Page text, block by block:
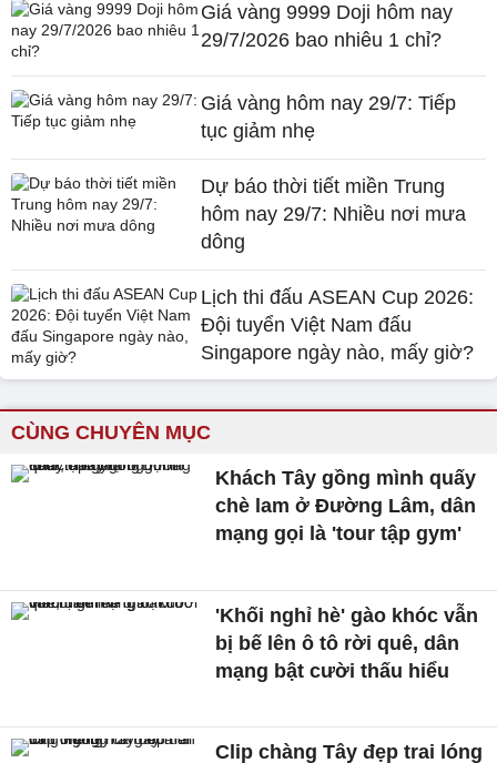
Giá vàng 9999 Doji hôm nay
29/7/2026 bao nhiêu 1 chỉ?
Giá vàng hôm nay 29/7: Tiếp
tục giảm nhẹ
Dự báo thời tiết miền Trung
hôm nay 29/7: Nhiều nơi mưa
dông
Lịch thi đấu ASEAN Cup 2026:
Đội tuyển Việt Nam đấu
Singapore ngày nào, mấy giờ?
CÙNG CHUYÊN MỤC
Khách Tây gồng mình quấy
chè lam ở Đường Lâm, dân
mạng gọi là 'tour tập gym'
'Khối nghỉ hè' gào khóc vẫn
bị bế lên ô tô rời quê, dân
mạng bật cười thấu hiểu
Clip chàng Tây đẹp trai lóng